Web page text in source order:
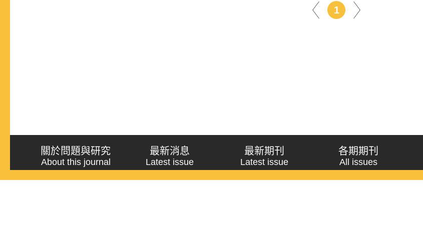
1
關於問題與研究
About this journal
最新消息
Latest issue
最新期刊
Latest issue
各期期刊
All issues